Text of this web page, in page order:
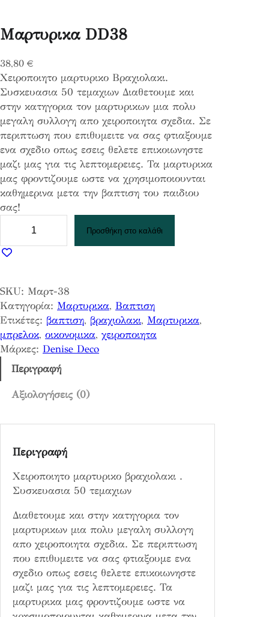
Μαρτυρικα DD38
38,80 €
Χειροποιητο μαρτυρικο Βραχιολακι.
Συσκευασια 50 τεμαχιων Διαθετουμε και
στην κατηγορια τον μαρτυρικων μια πολυ
μεγαλη συλλογη απο χειροποιητα σχεδια. Σε
περιπτωση που επιθυμειτε να σας φτιαξουμε
ενα σχεδιο οπως εσεις θελετε επικοιωνηστε
μαζι μας για τις λεπτομερειες. Τα μαρτυρικα
μας φροντιζουμε ωστε να χρησιμοποιουνται
καθημερινα μετα την βαπτιση του παιδιου
σας!
ρ
ρ
ι
κ
α
D
3
ο
Προσθήκη στο καλάθι
SKU: Μαρτ-38
Κατηγορία: Μαρτυρικα, Βαπτιση
Ετικέτες: βαπτιση, βραχιολακι, Μαρτυρικα
μπρελοκ, οικονομικα, χειροποιητα
Μάρκες: Denise Deco
Περιγραφή
Αξιολογήσεις (0)
Περιγραφή
Χειροποιητο μαρτυρικο βραχιολακι .
Συσκευασια 50 τεμαχιων
Διαθετουμε και στην κατηγορια τον
μαρτυρικων μια πολυ μεγαλη συλλογη
απο χειροποιητα σχεδια. Σε περιπτωση
που επιθυμειτε να σας φτιαξουμε ενα
σχεδιο οπως εσεις θελετε επικοιωνηστε
μαζι μας για τις λεπτομερειες. Τα
μαρτυρικα μας φροντιζουμε ωστε να